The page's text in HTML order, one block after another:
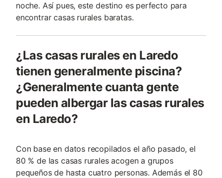
noche. Así pues, este destino es perfecto para
encontrar casas rurales baratas.
¿Las casas rurales en Laredo
tienen generalmente piscina?
¿Generalmente cuanta gente
pueden albergar las casas rurales
en Laredo?
Con base en datos recopilados el año pasado, el
80 % de las casas rurales acogen a grupos
pequeños de hasta cuatro personas. Además el 80